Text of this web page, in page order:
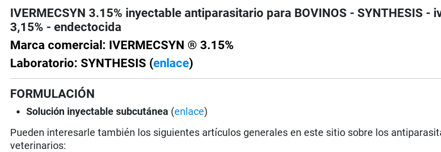
IVERMECSYN 3.15% inyectable antiparasitario para BOVINOS - SYNTHESIS -
3,15% - endectocida
Marca comercial: IVERMECSYN ® 3.15%
Laboratorio: SYNTHESIS (enlace)
FORMULACIÓN
Solución inyectable subcutánea (enlace)
Pueden interesarle también los siguientes artículos generales en este sitio sobre los
veterinarios: